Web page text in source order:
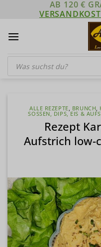
AB 120 €
Products
search
ALLE REZEPTE, BRUNCH,
SOSSEN, DIPS, EIS &
Rezept
Aufstrich low-